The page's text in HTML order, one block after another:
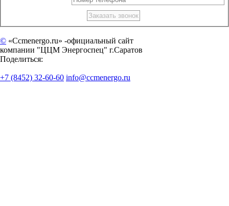
© «Ccmenergo.ru» -официальный сайт
компании "ЦЦМ Энергоспец" г.Саратов
Поделиться:
+7 (8452) 32-60-60 info@ccmenergo.ru